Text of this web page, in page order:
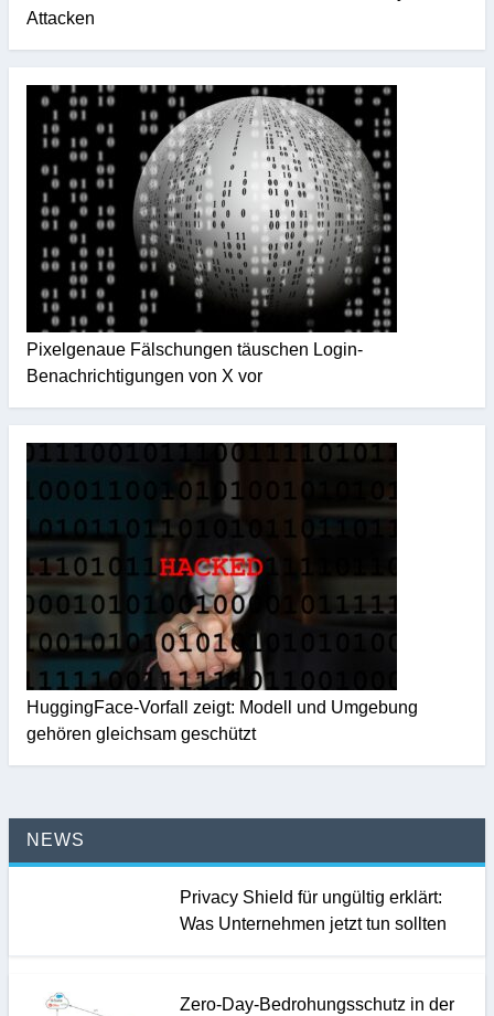
Attacken
Pixelgenaue Fälschungen täuschen Login-
Benachrichtigungen von X vor
HuggingFace-Vorfall zeigt: Modell und Umgebung
gehören gleichsam geschützt
NEWS
Privacy Shield für ungültig erklärt:
Was Unternehmen jetzt tun sollten
Zero-Day-Bedrohungsschutz in der